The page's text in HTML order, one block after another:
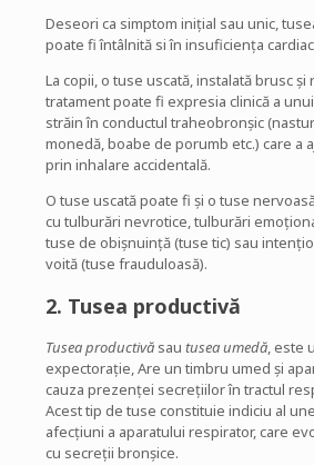
Deseori ca simptom inițial sau unic,
poate fi întâlnită si în insuficiența
La copii, o tuse uscată, instalată brusc și
tratament poate fi expresia clinică a
străin în conductul traheobronșic
monedă, boabe de porumb etc.) care a
prin inhalare accidentală.
O tuse uscată poate fi și o tuse
cu tulburări nevrotice, tulburări
tuse de obișnuință (tuse tic) sau
voită (tuse frauduloasă).
2. Tusea productivă
Tuseaproductivă sau tuseaumedă, este
expectorație, Are un timbru umed și
cauza prezenței secrețiilor în tractul
Acest tip de tuse constituie indiciu al
afecțiuni a aparatului respirator, care
cu secreții bronșice.